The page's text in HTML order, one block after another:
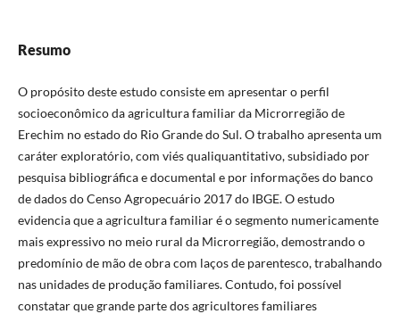
Resumo
O propósito deste estudo consiste em apresentar o perfil
socioeconômico da agricultura familiar da Microrregião de
Erechim no estado do Rio Grande do Sul. O trabalho apresenta um
caráter exploratório, com viés qualiquantitativo, subsidiado por
pesquisa bibliográfica e documental e por informações do banco
de dados do Censo Agropecuário 2017 do IBGE. O estudo
evidencia que a agricultura familiar é o segmento numericamente
mais expressivo no meio rural da Microrregião, demostrando o
predomínio de mão de obra com laços de parentesco, trabalhando
nas unidades de produção familiares. Contudo, foi possível
constatar que grande parte dos agricultores familiares